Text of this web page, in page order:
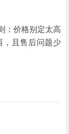
：价格别定太高
，且售后问题少